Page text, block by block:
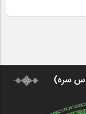
سره)